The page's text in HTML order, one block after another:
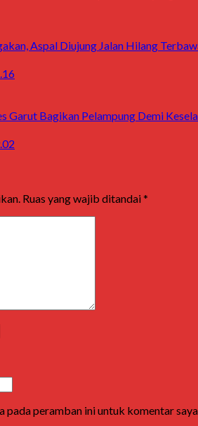
Aspal Diujung Jalan Hilang
Garut Bagikan Pelampung Demi
Ruas yang wajib ditandai*
pada peramban ini untuk komentar